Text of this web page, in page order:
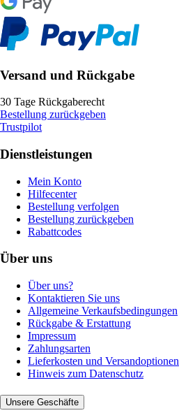
Versand und Rückgabe
30 Tage Rückgaberecht
Bestellung zurückgeben
Trustpilot
Dienstleistungen
Mein Konto
Hilfecenter
Bestellung verfolgen
Bestellung zurückgeben
Rabattcodes
Über uns
Über uns?
Kontaktieren Sie uns
Allgemeine Verkaufsbedingungen
Rückgabe & Erstattung
Impressum
Zahlungsarten
Lieferkosten und Versandoptionen
Hinweis zum Datenschutz
Unsere Geschäfte